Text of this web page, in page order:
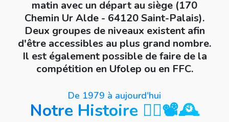
matin avec un départ au siège (170
Chemin Ur Alde - 64120 Saint-Palais).
Deux groupes de niveaux existent afin
d'être accessibles au plus grand nombre.
Il est également possible de faire de la
compétition en Ufolep ou en FFC.
De 1979 à aujourd'hui
Notre Histoire 🧔‍♂️📽️🕰️